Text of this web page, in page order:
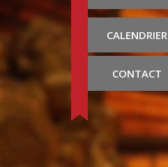
CALENDRIER
CONTACT